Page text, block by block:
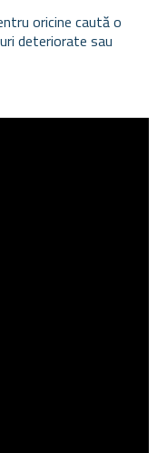
oricine caută o
deteriorate sau